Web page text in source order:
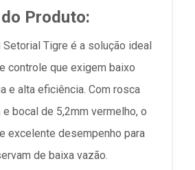
Produto:
Tigre é a solução ideal
controle que exigem baixo
e alta eficiência. Com rosca
bocal de 5,2mm vermelho, o
excelente desempenho para
de baixa vazão.